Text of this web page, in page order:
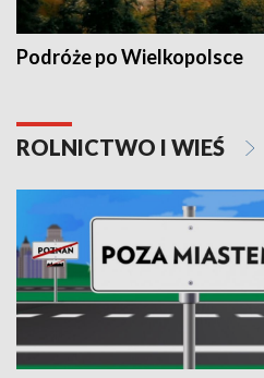
Podróże po Wielkopolsce
ROLNICTWO I WIEŚ